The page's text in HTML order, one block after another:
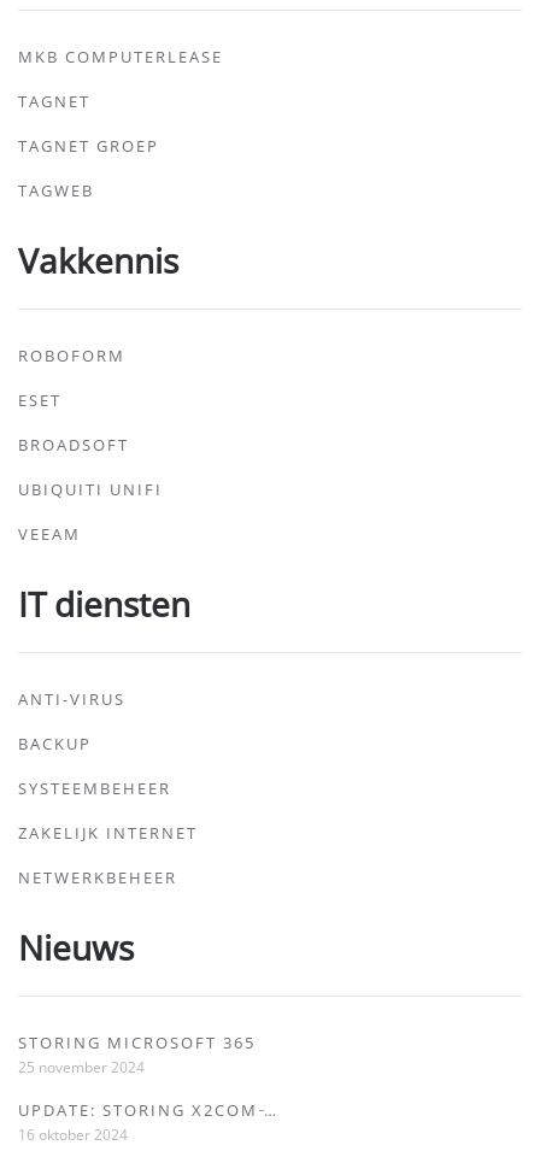
MKB COMPUTERLEASE
TAGNET
TAGNET GROEP
TAGWEB
Vakkennis
ROBOFORM
ESET
BROADSOFT
UBIQUITI UNIFI
VEEAM
IT diensten
ANTI-VIRUS
BACKUP
SYSTEEMBEHEER
ZAKELIJK INTERNET
NETWERKBEHEER
Nieuws
STORING MICROSOFT 365
25 november 2024
UPDATE: STORING X2COM ̵…
16 oktober 2024